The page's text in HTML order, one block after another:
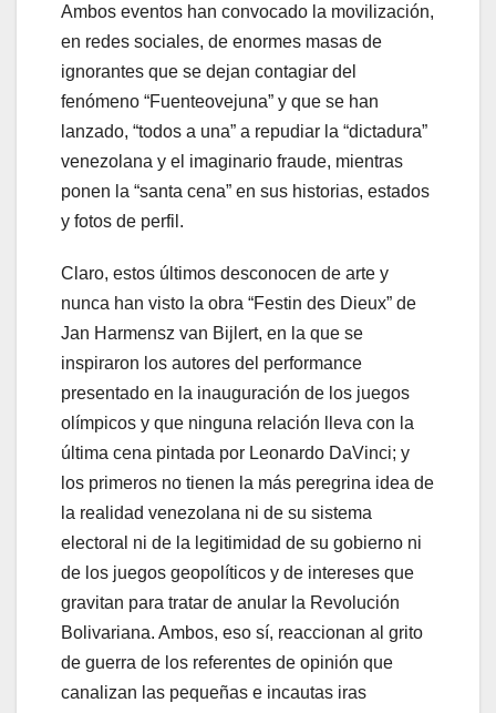
Ambos eventos han convocado la movilización,
en redes sociales, de enormes masas de
ignorantes que se dejan contagiar del
fenómeno “Fuenteovejuna” y que se han
lanzado, “todos a una” a repudiar la “dictadura”
venezolana y el imaginario fraude, mientras
ponen la “santa cena” en sus historias, estados
y fotos de perfil.
Claro, estos últimos desconocen de arte y
nunca han visto la obra “Festin des Dieux” de
Jan Harmensz van Bijlert, en la que se
inspiraron los autores del performance
presentado en la inauguración de los juegos
olímpicos y que ninguna relación lleva con la
última cena pintada por Leonardo DaVinci; y
los primeros no tienen la más peregrina idea de
la realidad venezolana ni de su sistema
electoral ni de la legitimidad de su gobierno ni
de los juegos geopolíticos y de intereses que
gravitan para tratar de anular la Revolución
Bolivariana. Ambos, eso sí, reaccionan al grito
de guerra de los referentes de opinión que
canalizan las pequeñas e incautas iras